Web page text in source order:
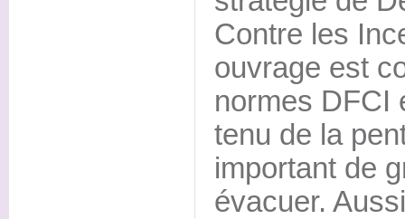
Contre les
ouvrage est
normes DFCI
tenu de la
important de
évacuer.